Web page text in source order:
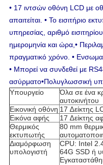
• 17 ιντσών οθόνη LCD με
απαιτείται. • Το εισιτήριο
υπηρεσίας, αριθμό
ημερομηνία και ώρα,•
πραγματικό χρόνο. •
• Μπορεί να συνδεθεί με
ασύρματο•Πολυγλωσσική
Υπουργείο
Όλα σε ένα
αυτοκινήτου
Εικονική οθόνη 17 ∆είκτης
Εικόνα αφής
17 ∆είκτης
Θερμικός
εκτυπωτής
80 mm
Διαμόρφωση
υπολογιστή
CPU: Intel
64G SSD ή